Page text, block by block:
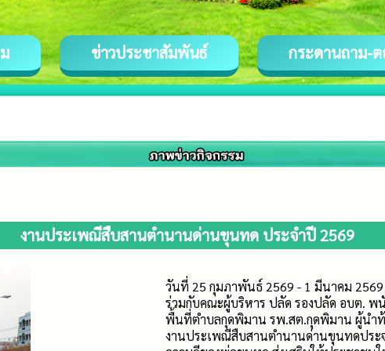
ข่าวประชาสัมพันธ์ กระดานถาม-
งานประเพณีสืบสานตำนานด่านขุนทด ประจำปี 2569
วันที่ 25 กุมภาพันธ์ 2569 - 1 มีนาคม
ร่วมกับคณะผู้บริหาร ปลัด รองปลัด อบต. พ
พื้นที่ตำบลกุดพิมาน รพ.สต.กุดพิมาน ผู้นำ
งานประเพณีสืบสานตำนานด่านขุนทดประ